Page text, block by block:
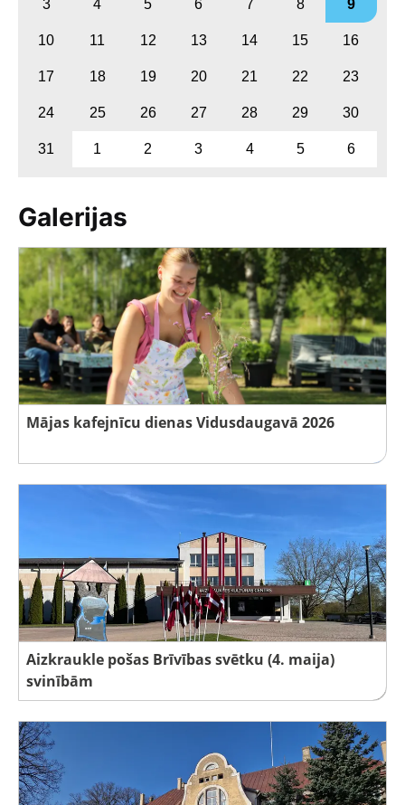
3 4 5 6 7 8 9
10 11 12 13 14 15 16
17 18 19 20 21 22 23
24 25 26 27 28 29 30
31 1 2 3 4 5 6
Galerijas
Mājas kafejnīcu dienas Vidusdaugavā 2026
Aizkraukle pošas Brīvības svētku (4. maija)
svinībām